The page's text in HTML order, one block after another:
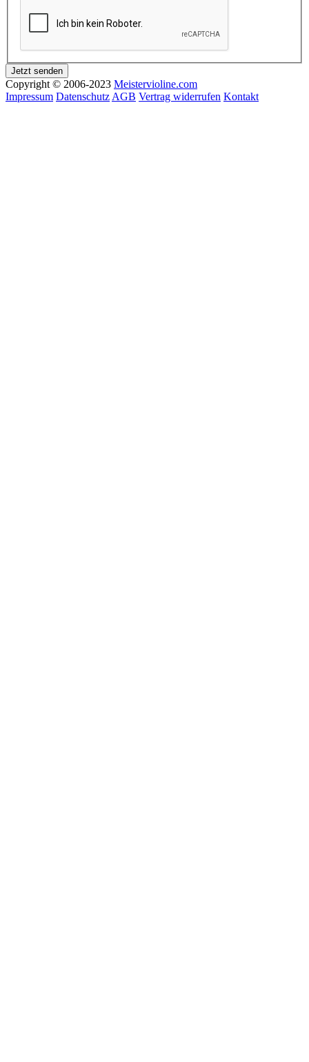
Copyright © 2006-2023 Meistervioline.com
Impressum Datenschutz AGB Vertrag widerrufen Kontakt